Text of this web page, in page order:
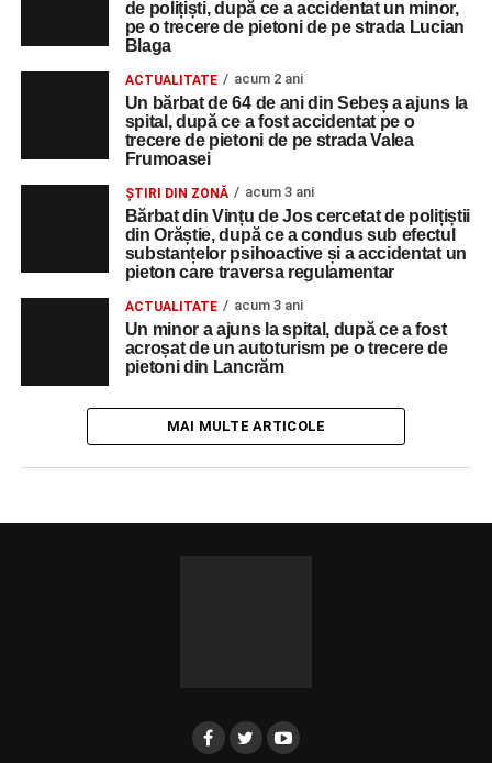
de polițiști, după ce a accidentat un minor,
pe o trecere de pietoni de pe strada Lucian
Blaga
ACTUALITATE acum 2 ani
Un bărbat de 64 de ani din Sebeș a ajuns la
spital, după ce a fost accidentat pe o
trecere de pietoni de pe strada Valea
Frumoasei
ȘTIRI DIN ZONĂ acum 3 ani
Bărbat din Vințu de Jos cercetat de polițiștii
din Orăștie, după ce a condus sub efectul
substanțelor psihoactive și a accidentat un
pieton care traversa regulamentar
ACTUALITATE acum 3 ani
Un minor a ajuns la spital, după ce a fost
acroșat de un autoturism pe o trecere de
pietoni din Lancrăm
MAI MULTE ARTICOLE